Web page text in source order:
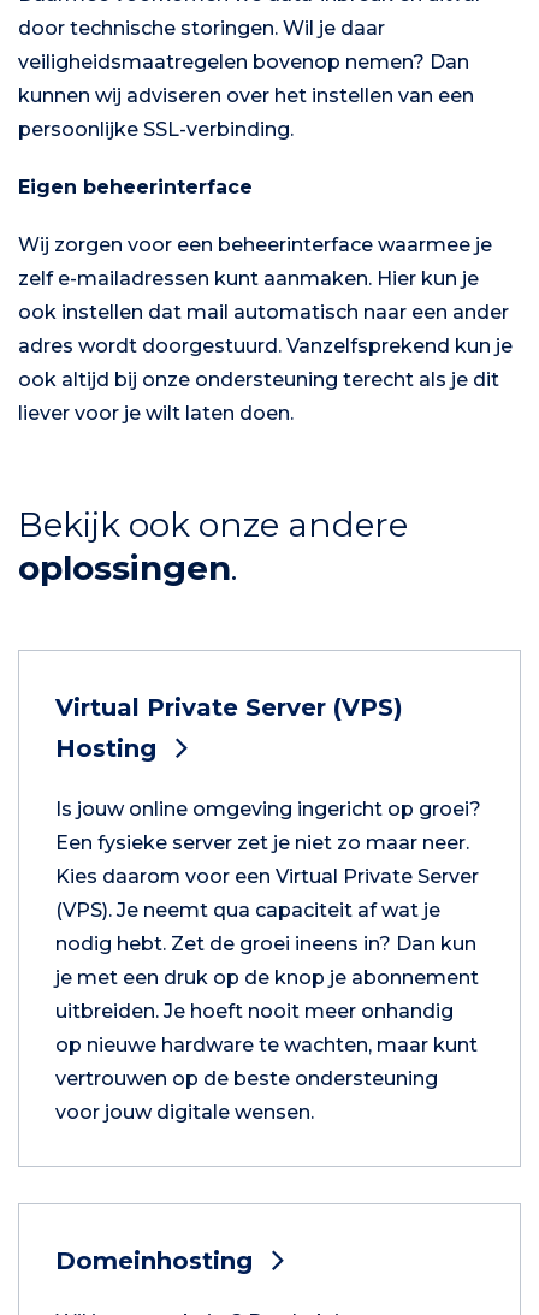
door technische storingen. Wil je daar
veiligheidsmaatregelen bovenop nemen? Dan
kunnen wij adviseren over het instellen van een
persoonlijke SSL-verbinding.
Eigen beheerinterface
Wij zorgen voor een beheerinterface waarmee je
zelf e-mailadressen kunt aanmaken. Hier kun je
ook instellen dat mail automatisch naar een ander
adres wordt doorgestuurd. Vanzelfsprekend kun je
ook altijd bij onze ondersteuning terecht als je dit
liever voor je wilt laten doen.
Bekijk ook onze andere
oplossingen.
Virtual Private Server (VPS)
Hosting
Is jouw online omgeving ingericht op groei?
Een fysieke server zet je niet zo maar neer.
Kies daarom voor een Virtual Private Server
(VPS). Je neemt qua capaciteit af wat je
nodig hebt. Zet de groei ineens in? Dan kun
je met een druk op de knop je abonnement
uitbreiden. Je hoeft nooit meer onhandig
op nieuwe hardware te wachten, maar kunt
vertrouwen op de beste ondersteuning
voor jouw digitale wensen.
Domeinhosting